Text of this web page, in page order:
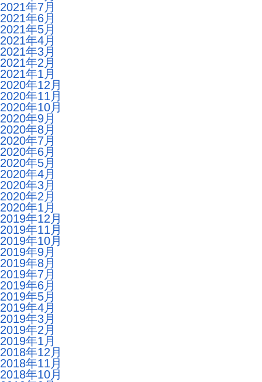
2021年7月
2021年6月
2021年5月
2021年4月
2021年3月
2021年2月
2021年1月
2020年12月
2020年11月
2020年10月
2020年9月
2020年8月
2020年7月
2020年6月
2020年5月
2020年4月
2020年3月
2020年2月
2020年1月
2019年12月
2019年11月
2019年10月
2019年9月
2019年8月
2019年7月
2019年6月
2019年5月
2019年4月
2019年3月
2019年2月
2019年1月
2018年12月
2018年11月
2018年10月